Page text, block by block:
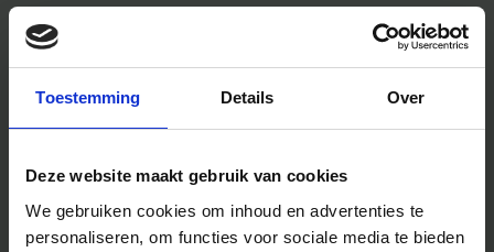
Toestemming Details Over
Deze website maakt gebruik van cookies
We gebruiken cookies om inhoud en advertenties te
personaliseren, om functies voor sociale media te bieden